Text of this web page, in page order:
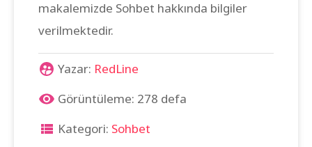
makalemizde Sohbet hakkında bilgiler
verilmektedir.
Yazar: RedLine
Görüntüleme: 278 defa
Kategori: Sohbet